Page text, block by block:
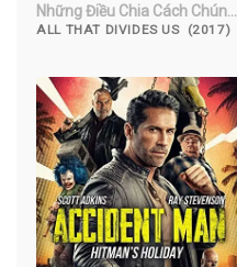
Những Điều Chia Cách Chúng
Ta
ALL THAT DIVIDES US (2017)